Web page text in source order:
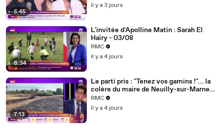
5:45
il y a 3 jours
6:34
L'invitée d'Apolline Matin : Sarah El
Haïry - 03/08
RMC
il y a 4 jours
7:13
Le parti pris : "Tenez vos gamins !"... la
colère du maire de Neuilly-sur-Marne
après l'incendie d'un parc provoqué par
des mortiers - 03/08
RMC
il y a 4 jours